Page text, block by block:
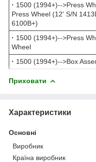
· 1500 (1994+)-->Press
Press Wheel (12' S/N
6100B+)
· 1500 (1994+)-->Press
Wheel
· 1500 (1994+)-->Box
Приховати
Характеристики
Основні
Виробник
Країна виробник